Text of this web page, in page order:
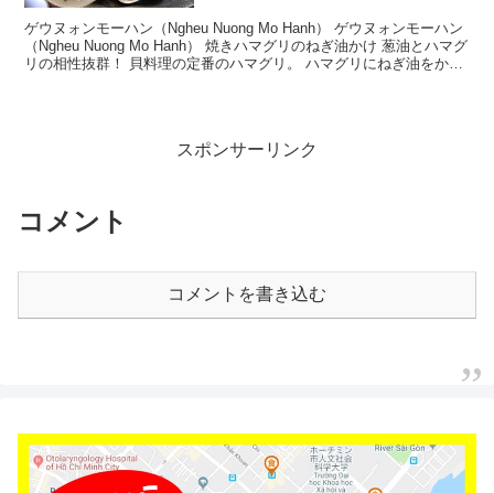
ゲウヌォンモーハン（Ngheu Nuong Mo Hanh） ゲウヌォンモーハン
（Ngheu Nuong Mo Hanh） 焼きハマグリのねぎ油かけ 葱油とハマグ
リの相性抜群！ 貝料理の定番のハマグリ。 ハマグリにねぎ油をかけ
スポンサーリンク
コメント
コメントを書き込む